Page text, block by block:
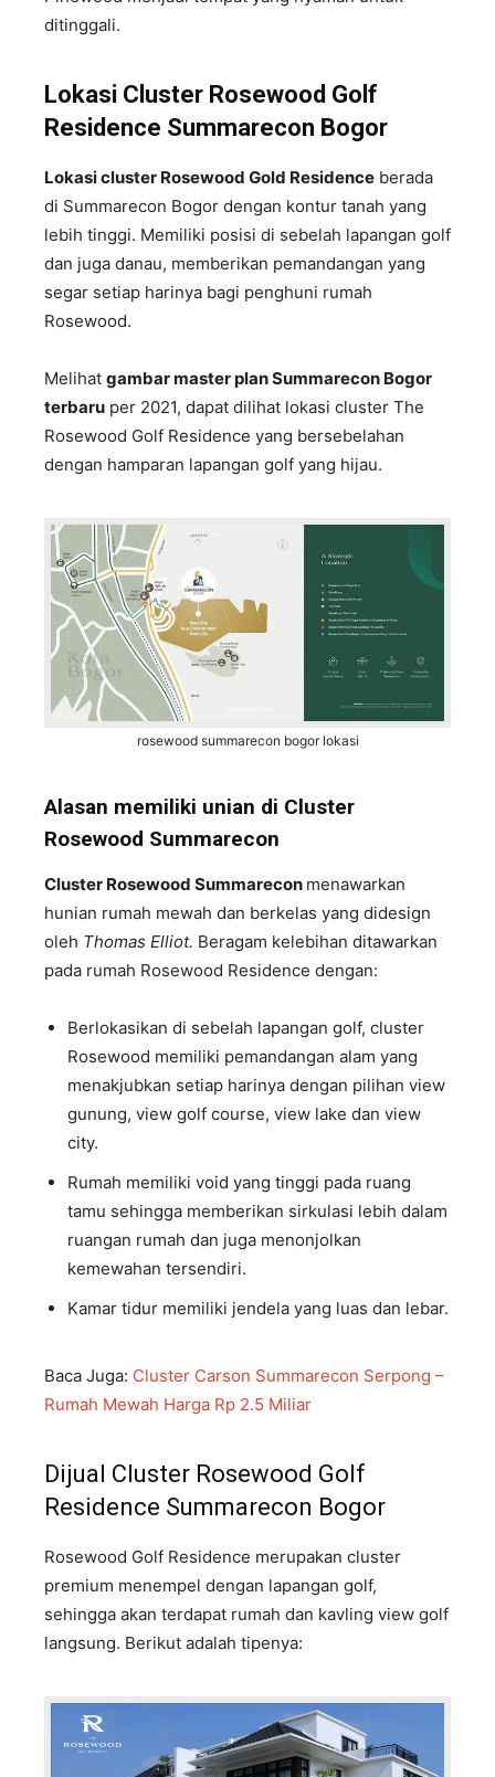
ditinggali.
Lokasi Cluster Rosewood Golf
Residence Summarecon Bogor
Lokasi cluster Rosewood Gold Residence berada
di Summarecon Bogor dengan kontur tanah yang
lebih tinggi. Memiliki posisi di sebelah lapangan golf
dan juga danau, memberikan pemandangan yang
segar setiap harinya bagi penghuni rumah
Rosewood.
Melihat gambar master plan Summarecon Bogor
terbaru per 2021, dapat dilihat lokasi cluster The
Rosewood Golf Residence yang bersebelahan
dengan hamparan lapangan golf yang hijau.
rosewood summarecon bogor lokasi
Alasan memiliki unian di Cluster
Rosewood Summarecon
Cluster Rosewood Summarecon menawarkan
hunian rumah mewah dan berkelas yang didesign
oleh Thomas Elliot. Beragam kelebihan ditawarkan
pada rumah Rosewood Residence dengan:
Berlokasikan di sebelah lapangan golf, cluster
Rosewood memiliki pemandangan alam yang
menakjubkan setiap harinya dengan pilihan view
gunung, view golf course, view lake dan view
city.
Rumah memiliki void yang tinggi pada ruang
tamu sehingga memberikan sirkulasi lebih dalam
ruangan rumah dan juga menonjolkan
kemewahan tersendiri.
Kamar tidur memiliki jendela yang luas dan lebar.
Baca Juga: Cluster Carson Summarecon Serpong –
Rumah Mewah Harga Rp 2.5 Miliar
Dijual Cluster Rosewood Golf
Residence Summarecon Bogor
Rosewood Golf Residence merupakan cluster
premium menempel dengan lapangan golf,
sehingga akan terdapat rumah dan kavling view golf
langsung. Berikut adalah tipenya: